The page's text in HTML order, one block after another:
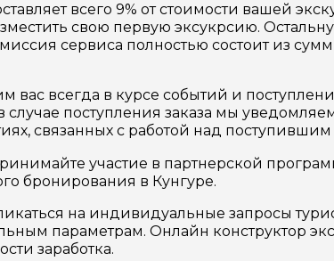
всего 9% от стоимости вашей
свою первую эксукрсию.
сервиса полностью состоит из
вас всегда в курсе событий и
поступления заказа мы
связанных с работой над поступившим
участие в партнерской
бронирования в Кунгуре.
на индивидуальные запросы
параметрам. Онлайн конструктор
заработка.